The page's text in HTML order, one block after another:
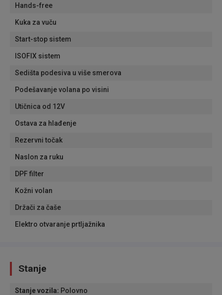
Hands-free
Kuka za vuču
Start-stop sistem
ISOFIX sistem
Sedišta podesiva u više smerova
Podešavanje volana po visini
Utičnica od 12V
Ostava za hlađenje
Rezervni točak
Naslon za ruku
DPF filter
Kožni volan
Držači za čaše
Elektro otvaranje prtljažnika
Stanje
Stanje vozila: Polovno